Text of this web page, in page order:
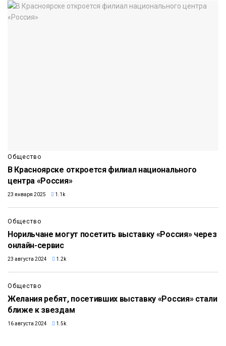
Общество
В Красноярске откроется филиал национального
центра «Россия»
23 января 2025 1.1k
Общество
Норильчане могут посетить выставку «Россия» через
онлайн-сервис
23 августа 2024 1.2k
Общество
Желания ребят, посетивших выставку «Россия» стали
ближе к звездам
16 августа 2024 1.5k